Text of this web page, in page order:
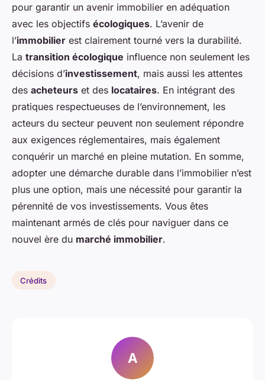
pour garantir un avenir immobilier en adéquation
avec les objectifs écologiques. L’avenir de
l’immobilier est clairement tourné vers la durabilité.
La transition écologique influence non seulement les
décisions d’investissement, mais aussi les attentes
des acheteurs et des locataires. En intégrant des
pratiques respectueuses de l’environnement, les
acteurs du secteur peuvent non seulement répondre
aux exigences réglementaires, mais également
conquérir un marché en pleine mutation. En somme,
adopter une démarche durable dans l’immobilier n’est
plus une option, mais une nécessité pour garantir la
pérennité de vos investissements. Vous êtes
maintenant armés de clés pour naviguer dans ce
nouvel ère du marché immobilier.
Crédits
A